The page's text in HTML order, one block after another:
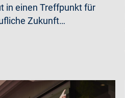
in einen Treffpunkt für
Zukunft…